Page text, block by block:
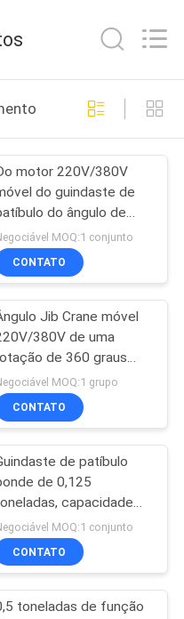
da
219
de
98
viga
motor 220V/380V
do guindaste de
do ângulo de
rotação de 360
poder para a
MOQ:1 conjunto
CONTATO
Jib Crane móvel
380V de uma
de 360 graus
a construção
MOQ:1 grupo
CONTATO
de patíbulo
de 0,125
capacidade
do guindaste de
0,125 do aço de
MOQ:1 conjunto
CONTATO
toneladas de função